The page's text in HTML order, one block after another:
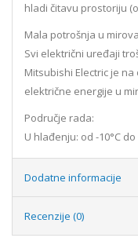
hladi čitavu prostoriju
Mala potrošnja u
Svi električni uređaji
Mitsubishi Electric je
električne energije u
Područje rada:
U hlađenju: od -10°C do
Dodatne informacije
Recenzije (0)